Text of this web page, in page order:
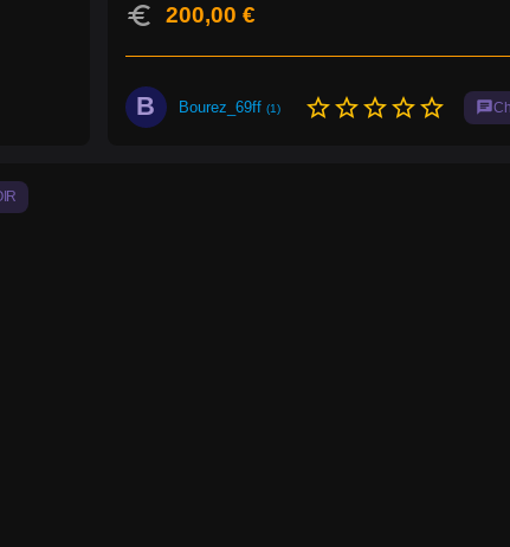
euro 200,00 €
B Bourez_69ff (1) star_borderstar_borderstar_borderstar_borderstar_border chat